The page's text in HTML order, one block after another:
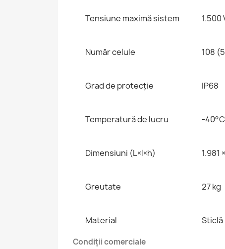
Tensiune maximă sistem 1.500
Număr celule 108
Grad de protecție IP68
Temperatură de lucru -
Dimensiuni (L×l×h) 1.981
Greutate 27 kg
Material Sticlă
Condiții comerciale